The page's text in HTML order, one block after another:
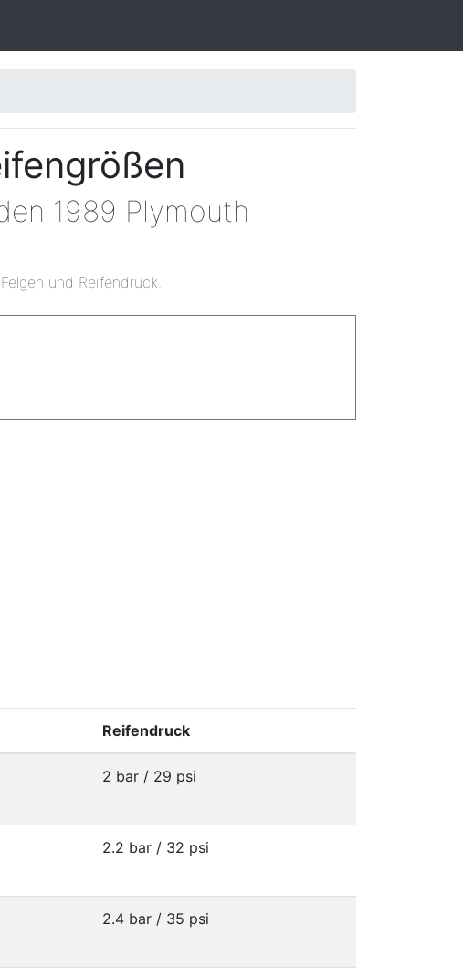
1989 Plymouth
und Reifendruck.
Reifendruck
2 bar / 29 psi
2.2 bar / 32 psi
2.4 bar / 35 psi